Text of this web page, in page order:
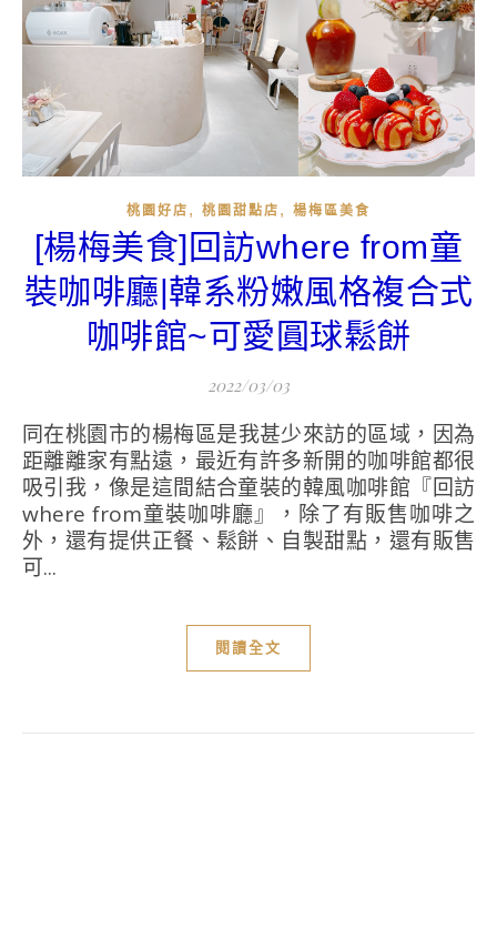
桃園好店 , 桃園甜點店 , 楊梅區美食
[楊梅美食]回訪where from童
裝咖啡廳|韓系粉嫩風格複合式
咖啡館~可愛圓球鬆餅
2022/03/03
同在桃園市的楊梅區是我甚少來訪的區域，因為
距離離家有點遠，最近有許多新開的咖啡館都很
吸引我，像是這間結合童裝的韓風咖啡館『回訪
where from童裝咖啡廳』，除了有販售咖啡之
外，還有提供正餐、鬆餅、自製甜點，還有販售
可...
閱讀全文